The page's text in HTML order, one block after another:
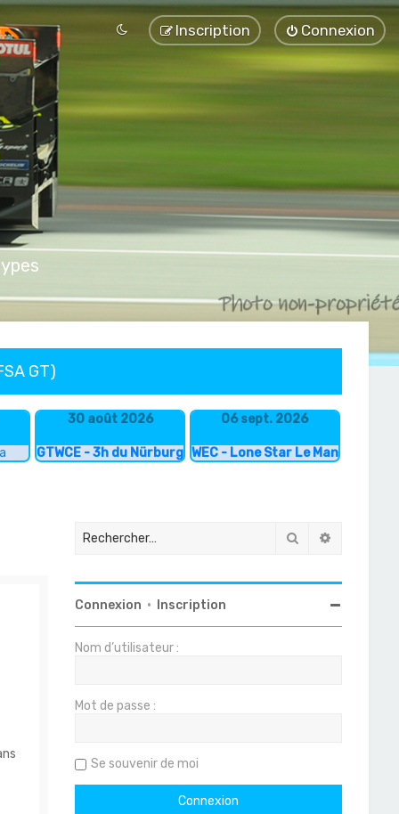
Connexion
Inscription
GT)
30 août 2026
GTWCE - 3h du Nürburgring
06 sept. 2026
WEC - Lone Star Le Mans
Rechercher
Connexion • Inscription
Nom d’utilisateur :
Mot de passe :
Se souvenir de moi